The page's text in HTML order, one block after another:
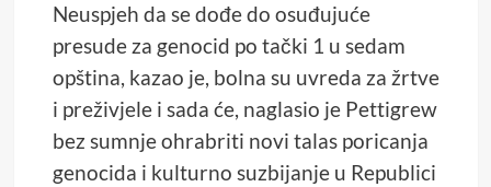
Neuspjeh da se dođe do osuđujuće
presude za genocid po tački 1 u sedam
opština, kazao je, bolna su uvreda za žrtve
i preživjele i sada će, naglasio je Pettigrew
bez sumnje ohrabriti novi talas poricanja
genocida i kulturno suzbijanje u Republici